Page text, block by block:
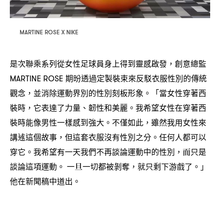
MARTINE ROSE X NIKE
是次聯乘系列從女性足球員身上得到靈感啟發 ， 創意總監
MARTINE ROSE 期昐透過定製裝束來反駁衣服性別的傳統
觀念 ， 並消除運動界別的性別刻板形象。「當女性穿著西
裝時 ， 它表達了力量、韌性和美麗。我希望女性在穿著西
裝時能像男性一樣感到強大。不僅如此 ， 雖然我用女性來
講述這個故事 ， 但這套衣服沒有性別之分。任何人都可以
穿它。我希望有一天我們不再談論運動中的性別 ， 而只是
談論這項運動。 一旦一切都被剝奪 ， 就只剩下游戲了。」
他在新聞稿中道出。